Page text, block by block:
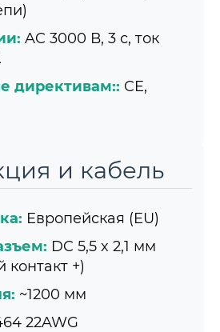
AC 3000 В, 3 с, ток
директивам:: CE,
и кабель
Европейская (EU)
DC 5,5 x 2,1 мм
контакт +)
~1200 мм
22AWG